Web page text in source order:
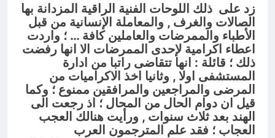
زد على ذلك اللوحات الفنية الراقية المزدانة بها
الصالات والغرف , والمعاملة الإنسانية من قبل
الأطباء والممرضات والعاملين كافة … ؛ واردت
اعطاء اكرامية لإحدى الممرضات الا انها رفضت
ذلك ؛ قائلة : انها تتقاضى راتبا من ادارة
المستشفى اولا , وثانيا اخذ الاكراميات من
المرضى والمراجعين والمرافقين ممنوع ؛ وكما
قيل ان دوام الحال من المحال ؛ اذ رجعت الى
الهند بعد ثلاث سنوات , ورأيت هنالك العجب
العجاب ؛ فقد علم المترجمون العرب